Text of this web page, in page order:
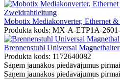
Mobotix Mediakonverter, Ethernet
Produkta kods: MX-A-ETP1A-
Brennenstuhl Universal
Produkta kods: 1172640082
Saņem jaunākos piedāvājumus
Saņem jaunākos piedāvājumus